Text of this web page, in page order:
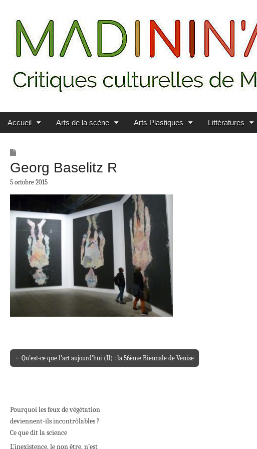
MADININ'ART
Main menu
Skip to content
Accueil Arts de la scène Arts Plastiques Littératures
Georg Baselitz R
5 octobre 2015
Post navigation
← Qu’est-ce que l’art aujourd’hui (II) : la 56ème Biennale de Venise
Pourquoi les feux de végétation
deviennent-ils incontrôlables ?
Ce que dit la science
L’inexistence, le non être, n’est